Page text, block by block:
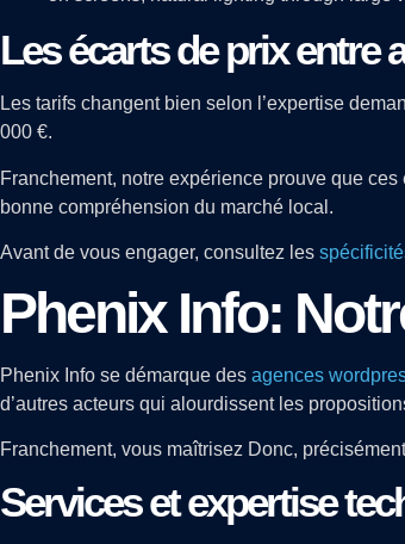
Les écarts de prix entre
Les tarifs changent bien selon l’expertise
000 €.
Franchement, notre expérience prouve que
bonne compréhension du marché local.
Avant de vous engager, consultez les
Phenix Info:
Phenix Info se démarque des agences
d’autres acteurs qui alourdissent les
Franchement, vous maîtrisez Donc,
Services et expertise